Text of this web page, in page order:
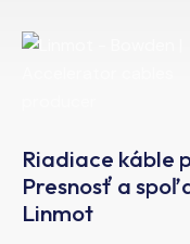
Riadiace káble
Presnosť a
Linmot